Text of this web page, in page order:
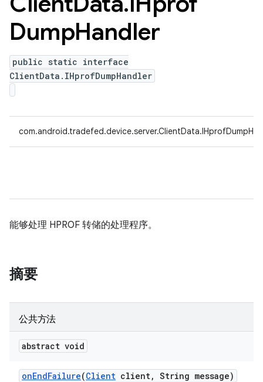
DumpHandler
public static interface
ClientData.IHprofDumpHandler
能够处理 HPROF 转储的处理程序。
摘要
公共方法
abstract void
onEndFailure(Client client, String message)